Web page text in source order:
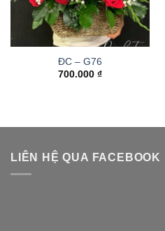
ĐC – G76
700.000 ₫
LIÊN HỆ QUA FACEBOOK